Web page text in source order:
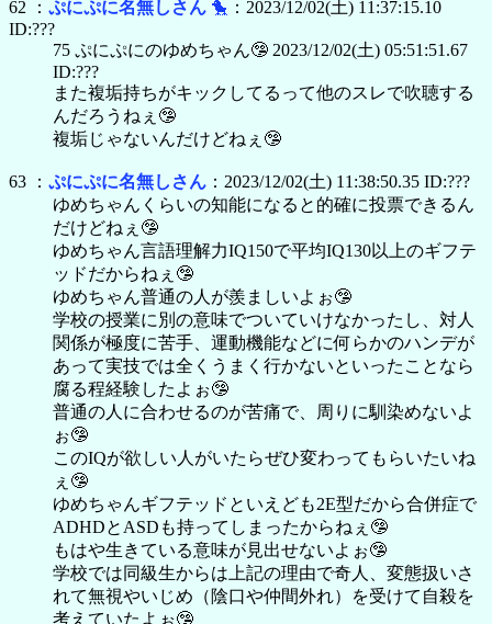
62 ： ぷにぷに名無しさん 🐤 ：2023/12/02(土) 11:37:15.10
ID:???
75 ぷにぷにのゆめちゃん🤥 2023/12/02(土) 05:51:51.67
ID:???
また複垢持ちがキックしてるって他のスレで吹聴する
んだろうねぇ🤥
複垢じゃないんだけどねぇ🤥
63 ： ぷにぷに名無しさん ：2023/12/02(土) 11:38:50.35 ID:???
ゆめちゃんくらいの知能になると的確に投票できるん
だけどねぇ🤥
ゆめちゃん言語理解力IQ150で平均IQ130以上のギフテ
ッドだからねぇ🤥
ゆめちゃん普通の人が羨ましいよぉ🤥
学校の授業に別の意味でついていけなかったし、対人
関係が極度に苦手、運動機能などに何らかのハンデが
あって実技では全くうまく行かないといったことなら
腐る程経験したよぉ🤥
普通の人に合わせるのが苦痛で、周りに馴染めないよ
ぉ🤥
このIQが欲しい人がいたらぜひ変わってもらいたいね
ぇ🤥
ゆめちゃんギフテッドといえども2E型だから合併症で
ADHDとASDも持ってしまったからねぇ🤥
もはや生きている意味が見出せないよぉ🤥
学校では同級生からは上記の理由で奇人、変態扱いさ
れて無視やいじめ（陰口や仲間外れ）を受けて自殺を
考えていたよぉ🤥